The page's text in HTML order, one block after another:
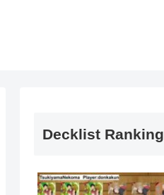
Decklist Ranking